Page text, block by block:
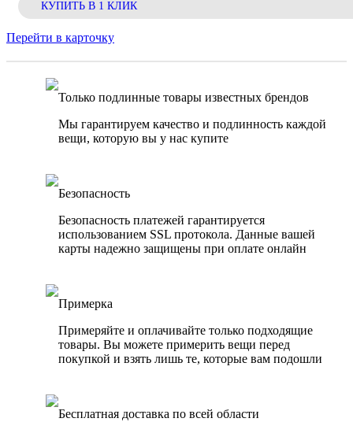
КУПИТЬ В 1 КЛИК
Перейти в карточку
Только подлинные товары известных брендов
Мы гарантируем качество и подлинность каждой
вещи, которую вы у нас купите
Безопасность
Безопасность платежей гарантируется
использованием SSL протокола. Данные вашей
карты надежно защищены при оплате онлайн
Примерка
Примеряйте и оплачивайте только подходящие
товары. Вы можете примерить вещи перед
покупкой и взять лишь те, которые вам подошли
Бесплатная доставка по всей области